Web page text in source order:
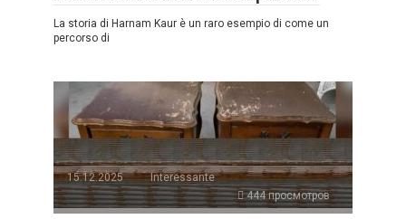
La storia di Harnam Kaur è un raro esempio di come un
percorso di
15.12.2025
Interessante
444 просмотров